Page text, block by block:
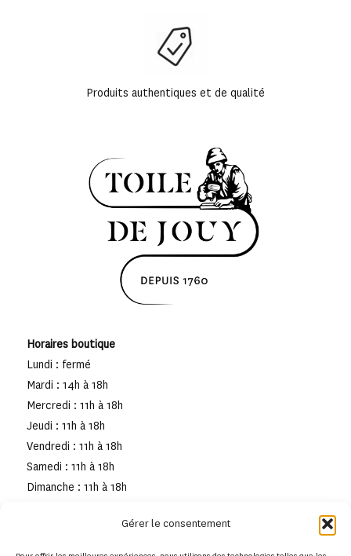
Gérer le consentement
Produits authentiques et de qualité
Horaires boutique
Lundi : fermé
Mardi : 14h à 18h
Mercredi : 11h à 18h
Jeudi : 11h à 18h
Vendredi : 11h à 18h
Samedi : 11h à 18h
Dimanche : 11h à 18h